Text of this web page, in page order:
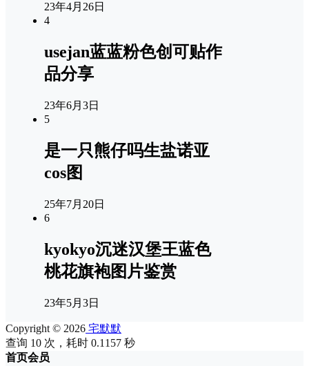
23年4月26日
4
usejan蓝蓝粉色创可贴作
品分享
23年6月3日
5
是一只熊仔吗生盐诺亚
cos图
25年7月20日
6
kyokyo沉迷汉堡王蓝色
桃花旗袍图片鉴赏
23年5月3日
Copyright © 2026 宅默默
查询 10 次，耗时 0.1157 秒
首页会员